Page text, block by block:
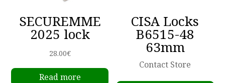
SECUREMME
2025 lock
28.00€
Read more
CISA Locks
B6515-48
63mm
Contact Store